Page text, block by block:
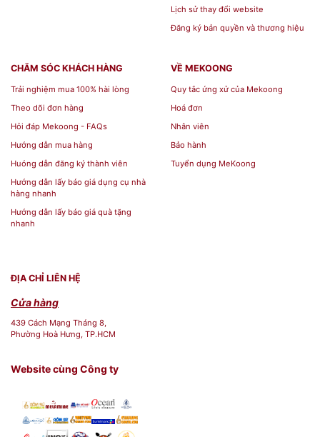
gốm sứ bát tràng từ Mekoong được bày bán
Bộ Đỉnh Hạc Gốm Sứ Chân Đồng Men Rạn
Địa Chỉ Mua Sản Phẩm
Bộ Đỉnh Hạc Gốm Sứ
Chân Đồng Men Rạn Cổ
Địa chỉ mua sản phẩm
Bộ Đỉnh Hạc Gốm Sứ Chân
Đồng Men Rạn Cổtại TPHCM ở đâu uy tín giá
rẻ? Nếu bạn đang ở TPHCM bạn có thể đến trực
tiếp Siêu Thị Mekoong hoặc đặt sản phẩm Online
qua website Mekoong.com bạn sẽ được tư vấn
[block id="thong-tin-lien-he"]
Lịch sử thay đổi website
Đăng ký bản quyền và thương hiệu
CHĂM SÓC KHÁCH HÀNG
Trải nghiệm mua 100% hài lòng
Theo dõi đơn hàng
Hỏi đáp Mekoong - FAQs
Hướng dẫn mua hàng
Huóng dẫn đăng ký thành viên
Hướng dẫn lấy báo giá dụng cụ nhà
hàng nhanh
Hướng dẫn lấy báo giá quà tặng
nhanh
VỀ MEKOONG
Quy tắc ứng xử của Mekoong
Hoá đơn
Nhân viên
Bảo hành
Tuyển dụng MeKoong
ĐỊA CHỈ LIÊN HỆ
Cửa hàng
439 Cách Mạng Tháng 8,
Phường Hoà Hưng, TP.HCM
Website cùng Công ty